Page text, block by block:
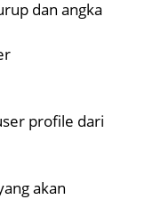
dan angka
profile dari
akan